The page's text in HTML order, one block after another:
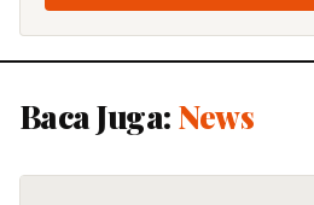
Baca Juga: News